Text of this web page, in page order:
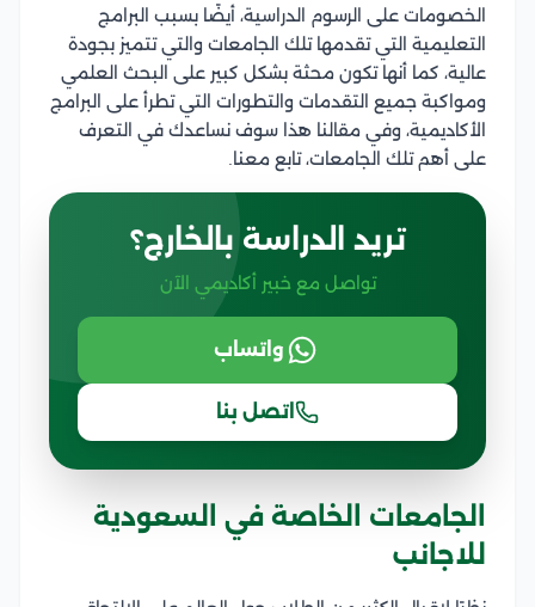
الخصومات على الرسوم الدراسية، أيضًا بسبب البرامج
التعليمية التي تقدمها تلك الجامعات والتي تتميز بجودة
عالية، كما أنها تكون محثة بشكل كبير على البحث العلمي
ومواكبة جميع التقدمات والتطورات التي تطرأ على البرامج
الأكاديمية، وفي مقالنا هذا سوف نساعدك في التعرف
على أهم تلك الجامعات، تابع معنا.
تريد الدراسة بالخارج؟
تواصل مع خبير أكاديمي الآن
واتساب
اتصل بنا
الجامعات الخاصة في السعودية
للاجانب